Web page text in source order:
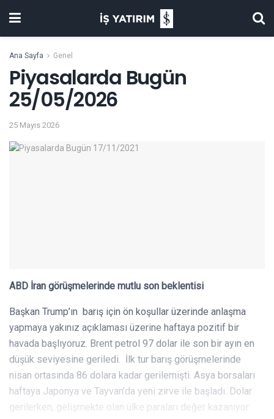
Ana Sayfa Genel
Piyasalarda Bugün
25/05/2026
25 Mayıs 2026
ABD İran görüşmelerinde mutlu son beklentisi
Başkan Trump’ın barış için ön koşullar üzerinde anlaşma
yapmaya yakınız açıklaması üzerine haftaya pozitif bir
havada başlıyoruz. Brent petrol 97 dolar ile son bir ayın en
düşük seviyesine geriledi. İlk tur barış görüşmelerinde
nisan ortasında 86 dolara kadar gerilemişti. Asya borsaları
haftaya Japonya ve Tayvan’da yeni zirve ile başladı. Dolar
gerilerken, gelişmekte olan ülke paraları değer kazanıyor.